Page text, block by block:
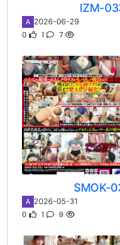
IZM-
A 2026-06-29
0 1 7
SMOK-
A 2026-05-31
0 1 9